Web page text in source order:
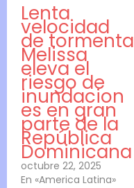
Lenta
velocidad
de tormenta
Melissa
eleva el
riesgo de
inundacion
es en gran
parte de la
República
Dominicana
octubre 22, 2025
En «America Latina»